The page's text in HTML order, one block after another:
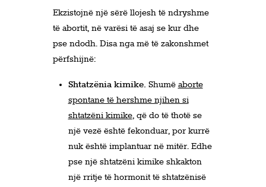
Ekzistojnë një sërë llojesh të ndryshme
të abortit, në varësi të asaj se kur dhe
pse ndodh. Disa nga më të zakonshmet
përfshijnë:
Shtatzënia kimike. Shumë aborte
spontane të hershme njihen si
shtatzëni kimike, që do të thotë se
një vezë është fekonduar, por kurrë
nuk është implantuar në mitër. Edhe
pse një shtatzëni kimike shkakton
një rritje të hormonit të shtatzënisë